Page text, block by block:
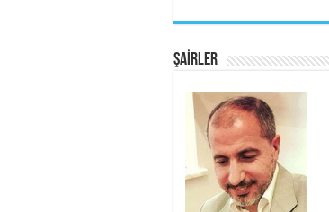
SATILMIŞ ÜMİT
Erkenlik...
ŞAİRLER